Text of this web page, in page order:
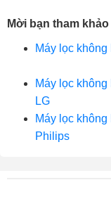
Mời bạn tham
Máy lọc không
Máy lọc không
LG
Máy lọc không
Philips